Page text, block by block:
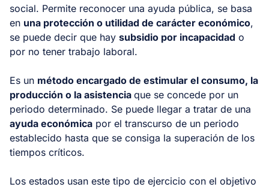
social. Permite reconocer una ayuda pública, se basa
en una protección o utilidad de carácter económico,
se puede decir que hay subsidio por incapacidad o
por no tener trabajo laboral.
Es un método encargado de estimular el consumo, la
producción o la asistencia que se concede por un
periodo determinado. Se puede llegar a tratar de una
ayuda económica por el transcurso de un periodo
establecido hasta que se consiga la superación de los
tiempos críticos.
Los estados usan este tipo de ejercicio con el objetivo